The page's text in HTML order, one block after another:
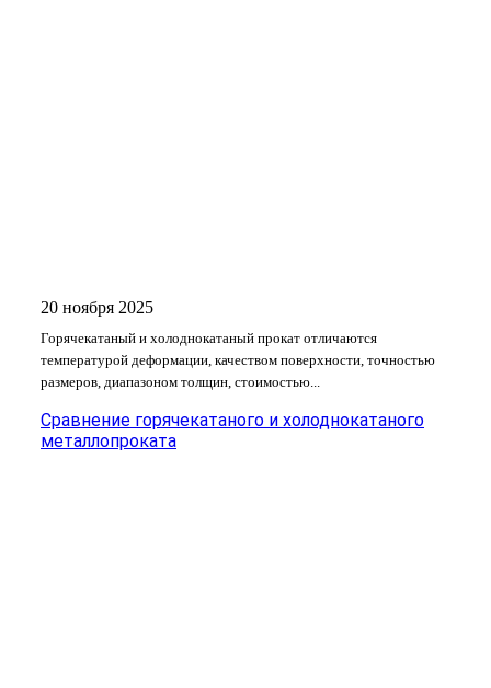
20 ноября 2025
Горячекатаный и холоднокатаный прокат отличаются
температурой деформации, качеством поверхности, точностью
размеров, диапазоном толщин, стоимостью...
Сравнение горячекатаного и холоднокатаного
металлопроката